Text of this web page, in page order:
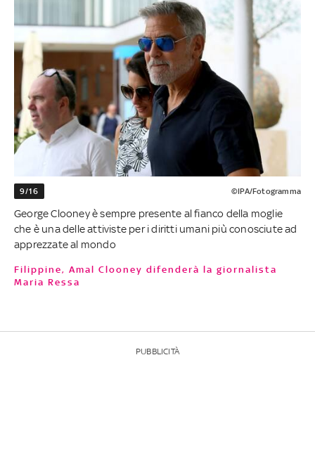
9/16 ©IPA/Fotogramma
George Clooney è sempre presente al fianco della moglie
che è una delle attiviste per i diritti umani più conosciute ad
apprezzate al mondo
Filippine, Amal Clooney difenderà la giornalista
Maria Ressa
PUBBLICITÀ